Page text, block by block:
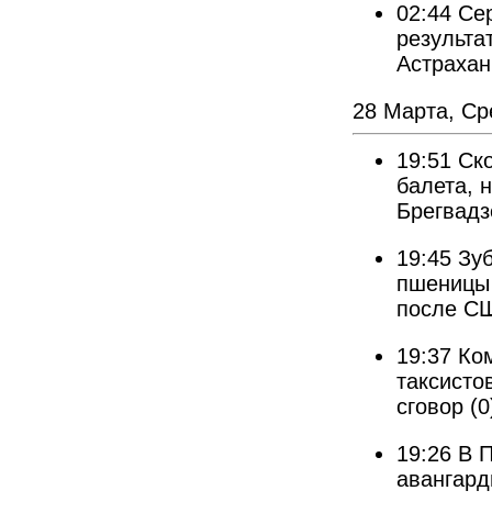
02:44
28 Марта,
19:51
балета,
19:45
после
19:37
сговор
19:26 В